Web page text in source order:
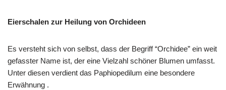
Eierschalen zur Heilung von Orchideen
Es versteht sich von selbst, dass der Begriff “Orchidee” ein weit
gefasster Name ist, der eine Vielzahl schöner Blumen umfasst.
Unter diesen verdient das Paphiopedilum eine besondere
Erwähnung .